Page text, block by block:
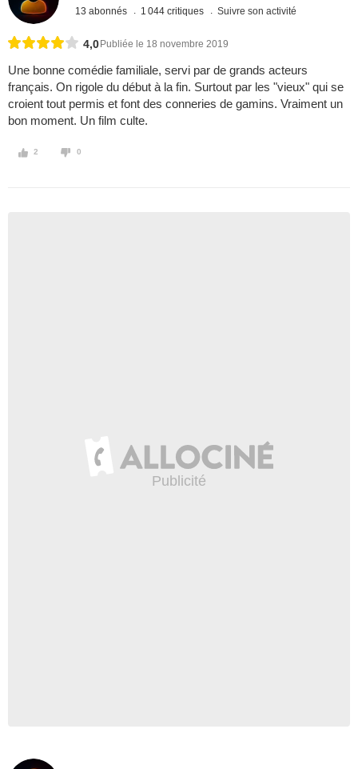
13 abonnés 1 044 critiques Suivre son activité
4,0 Publiée le 18 novembre 2019
Une bonne comédie familiale, servi par de grands acteurs
français. On rigole du début à la fin. Surtout par les "vieux" qui se
croient tout permis et font des conneries de gamins. Vraiment un
bon moment. Un film culte.
2 0